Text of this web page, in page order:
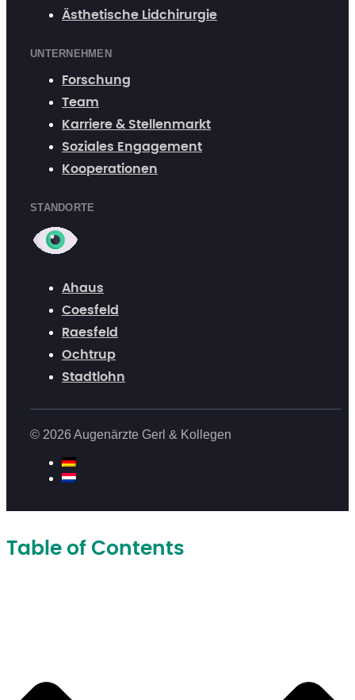
Ästhetische Lidchirurgie
UNTERNEHMEN
Forschung
Team
Karriere & Stellenmarkt
Soziales Engagement
Kooperationen
STANDORTE
Ahaus
Coesfeld
Raesfeld
Ochtrup
Stadtlohn
© 2026 Augenärzte Gerl & Kollegen
Table of Contents